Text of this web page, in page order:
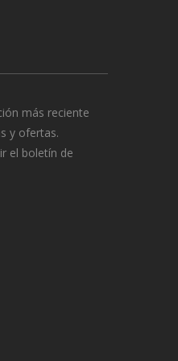
más reciente
y ofertas.
el boletín de